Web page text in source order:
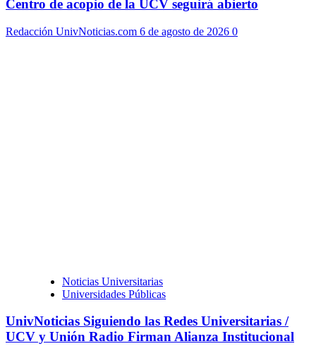
Centro de acopio de la UCV seguirá abierto
Redacción UnivNoticias.com 6 de agosto de 2026 0
Noticias Universitarias
Universidades Públicas
UnivNoticias Siguiendo las Redes Universitarias /
UCV y Unión Radio Firman Alianza Institucional